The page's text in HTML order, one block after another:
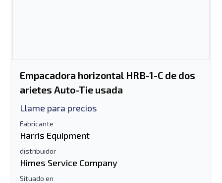
Empacadora horizontal HRB-1-C de dos
arietes Auto-Tie usada
Llame para precios
Fabricante
Harris Equipment
distribuidor
Himes Service Company
Situado en